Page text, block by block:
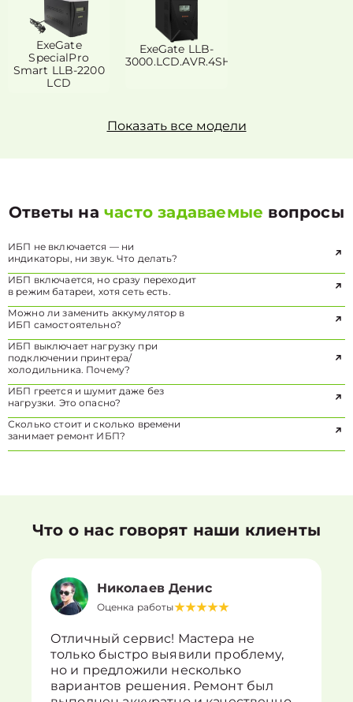
ExeGate
SpecialPro
Smart LLB-2200
LCD
ExeGate LLB-
3000.LCD.AVR.4SH.RJ.USB
Показать все модели
Ответы начасто задаваемые вопросы
ИБП не включается — ни
индикаторы, ни звук. Что делать?
ИБП включается, но сразу переходит
в режим батареи, хотя сеть есть.
Можно ли заменить аккумулятор в
ИБП самостоятельно?
ИБП выключает нагрузку при
подключении принтера/
холодильника. Почему?
ИБП греется и шумит даже без
нагрузки. Это опасно?
Сколько стоит и сколько времени
занимает ремонт ИБП?
Что о нас говорят наши клиенты
Николаев Денис
Оценка работы
Отличный сервис! Мастера не
только быстро выявили проблему,
но и предложили несколько
вариантов решения. Ремонт был